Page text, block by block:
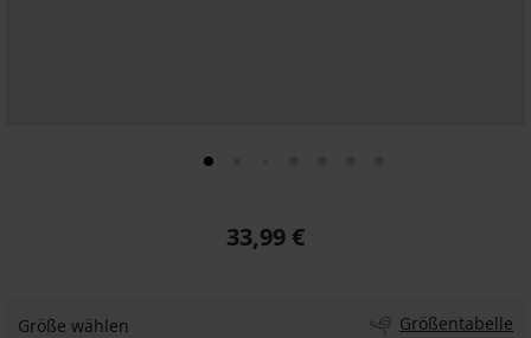
33,99 €
Größe wählen Größentabelle